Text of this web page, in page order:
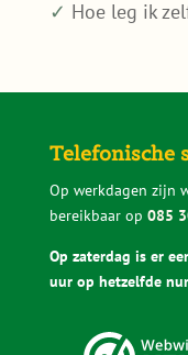
✓ Hoe leg ik
Telefonische
Op werkdagen zijn
bereikbaar op 085
Op zaterdag is er
uur op hetzelfde